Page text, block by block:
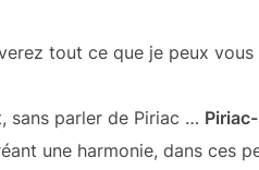
tout ce que je peux vous
sans parler de Piriac …
une harmonie, dans ces